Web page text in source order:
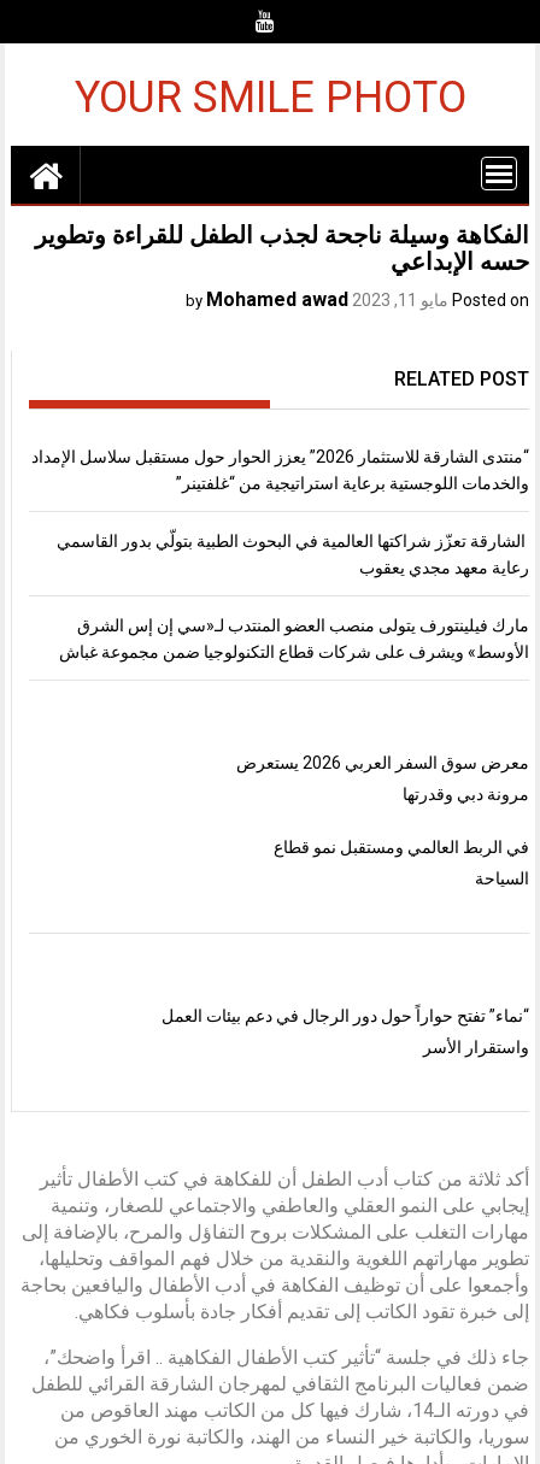
YOUR SMILE PHOTO
الفكاهة وسيلة ناجحة لجذب الطفل للقراءة وتطوير
حسه الإبداعي
Posted on مايو 11, 2023 Mohamed awad
RELATED POST
“منتدى الشارقة للاستثمار 2026” يعزز الحوار حول مستقبل سلاسل الإمداد
والخدمات اللوجستية برعاية استراتيجية من “غلفتينر”
الشارقة تعزّز شراكتها العالمية في البحوث الطبية بتولّي بدور القاسمي
رعاية معهد مجدي يعقوب
مارك فيلينتورف يتولى منصب العضو المنتدب لـ«سي إن إس الشرق
الأوسط» ويشرف على شركات قطاع التكنولوجيا ضمن مجموعة غباش
معرض سوق السفر العربي 2026 يستعرض
مرونة دبي وقدرتها
في الربط العالمي ومستقبل نمو قطاع
السياحة
“نماء” تفتح حواراً حول دور الرجال في دعم بيئات العمل
واستقرار الأسر
أكد ثلاثة من كتاب أدب الطفل أن للفكاهة في كتب الأطفال تأثير
إيجابي على النمو العقلي والعاطفي والاجتماعي للصغار، وتنمية
مهارات التغلب على المشكلات بروح التفاؤل والمرح، بالإضافة إلى
تطوير مهاراتهم اللغوية والنقدية من خلال فهم المواقف وتحليلها،
وأجمعوا على أن توظيف الفكاهة في أدب الأطفال واليافعين بحاجة
إلى خبرة تقود الكاتب إلى تقديم أفكار جادة بأسلوب فكاهي.
جاء ذلك في جلسة “تأثير كتب الأطفال الفكاهية .. اقرأ واضحك”،
ضمن فعاليات البرنامج الثقافي لمهرجان الشارقة القرائي للطفل
في دورته الـ14، شارك فيها كل من الكاتب مهند العاقوص من
سوريا، والكاتبة خير النساء من الهند، والكاتبة نورة الخوري من